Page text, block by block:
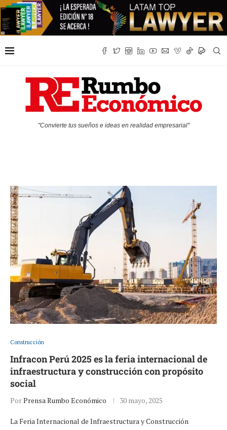
"Convierte tus sueños e ideas en realidad empresarial"
Construcción
Infracon Perú 2025 es la feria internacional de
infraestructura y construcción con propósito
social
PorPrensa Rumbo Económico 30 mayo, 2025
La Feria Internacional de Infraestructura y Construcción